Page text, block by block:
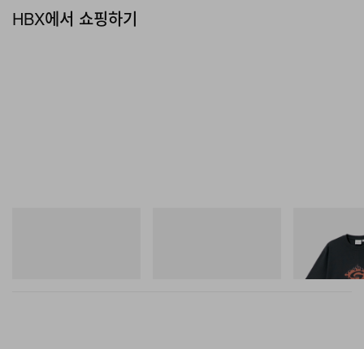
버 스트랩은 별도 구매가 가능하다.
HBX에서 쇼핑하기
Flame Tee
쇼핑하기